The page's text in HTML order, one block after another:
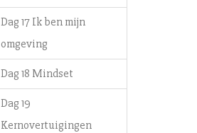
Dag 17 Ik ben mijn
omgeving
Dag 18 Mindset
Dag 19
Kernovertuigingen